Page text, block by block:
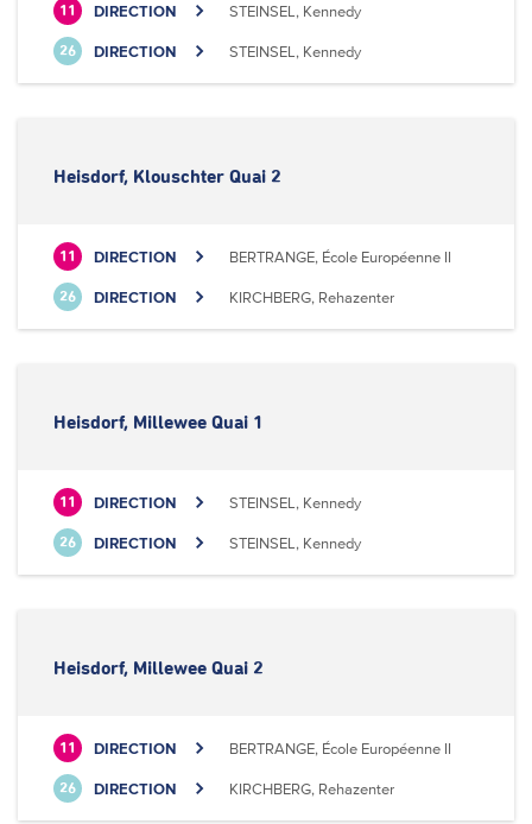
11 DIRECTION STEINSEL, Kennedy
26 DIRECTION STEINSEL, Kennedy
Heisdorf, Klouschter Quai 2
11 DIRECTION BERTRANGE, École Européenne II
26 DIRECTION KIRCHBERG, Rehazenter
Heisdorf, Millewee Quai 1
11 DIRECTION STEINSEL, Kennedy
26 DIRECTION STEINSEL, Kennedy
Heisdorf, Millewee Quai 2
11 DIRECTION BERTRANGE, École Européenne II
26 DIRECTION KIRCHBERG, Rehazenter